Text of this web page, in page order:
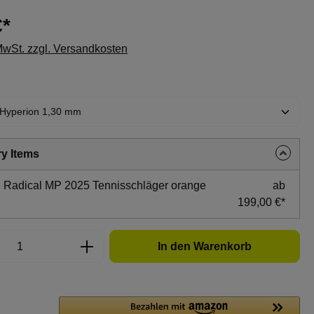
zzgl. Versandkosten
Items
Radical MP 2025 Tennisschläger orange
ab
199,00 €*
Anzahl: Gib den gewünschten Wert ein
In den Warenkorb